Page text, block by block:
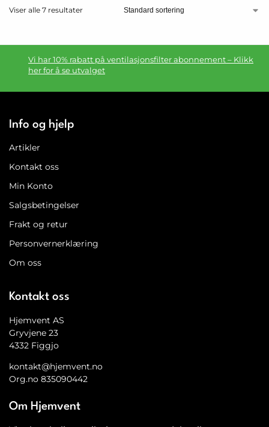
Viser alle 7 resultater
Vi har 10% rabatt på ventilasjonsfilter abonnement – Klikk
her for å se utvalget
Info og hjelp
Artikler
Kontakt oss
Min Konto
Salgsbetingelser
Frakt og retur
Personvernerklæring
Om oss
Kontakt oss
Hjemvent AS
Gryvjene 23
4332 Figgjo
kontakt@hjemvent.no
Org.no 835090442
Om Hjemvent